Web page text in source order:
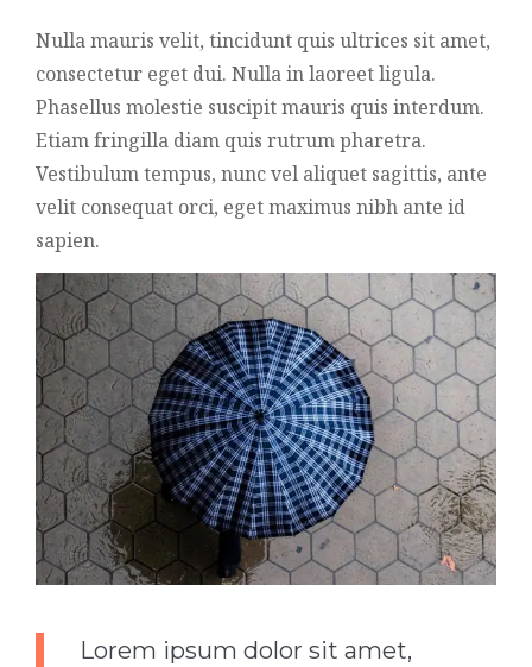
Nulla mauris velit, tincidunt quis ultrices sit amet,
consectetur eget dui. Nulla in laoreet ligula.
Phasellus molestie suscipit mauris quis interdum.
Etiam fringilla diam quis rutrum pharetra.
Vestibulum tempus, nunc vel aliquet sagittis, ante
velit consequat orci, eget maximus nibh ante id
sapien.
Lorem ipsum dolor sit amet,